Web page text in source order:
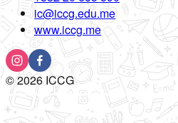
ic@iccg.edu.me
www.iccg.me
©2026ICCG